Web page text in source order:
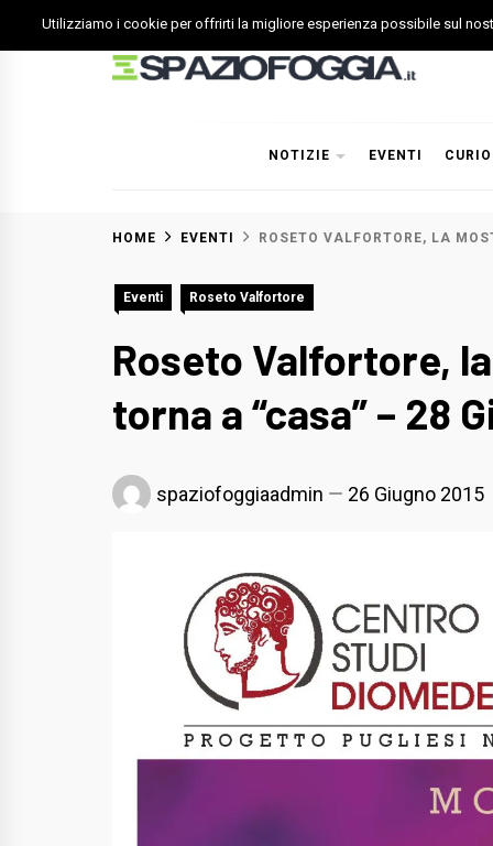
to
NOTIZIE EVENTI
HOME EVENTI ROSETO VALFORTORE, LA
Eventi Roseto Valfortore
Roseto Valfortore,
torna a “casa” – 28
spaziofoggiaadmin 26 Giugno 2015
Utilizziamo i cookie per offrirti la migliore esperienza possibile sul